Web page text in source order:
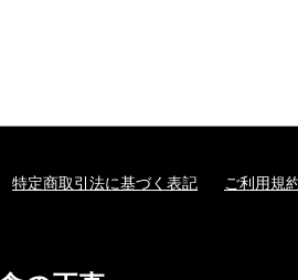
特定商取引法に基づく表記 ご利用規